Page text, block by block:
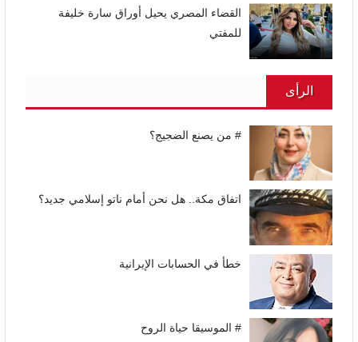
القضاء المصري يحيل أوراق سارة خليفة
للمفتي
الرأى
# من يصنع الضجيج؟
اتفاق مكة.. هل نحن أمام ناتو إسلامي جديد؟
خطأ في الحسابات الإيرانية
# الموسيقا حياة الروح